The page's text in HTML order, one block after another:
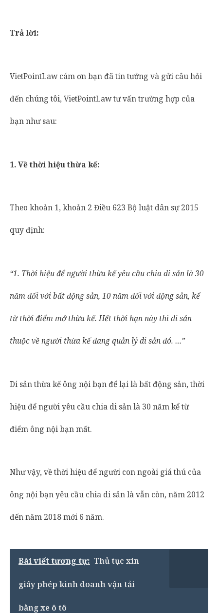
Trả lời:
VietPointLaw cám ơn bạn đã tin tưởng và gửi câu hỏi
đến chúng tôi, VietPointLaw tư vấn trường hợp của
bạn như sau:
1. Về thời hiệu thừa kế:
Theo khoản 1, khoản 2 Điều 623 Bộ luật dân sự 2015
quy định:
“1. Thời hiệu để người thừa kế yêu cầu chia di sản là 30
năm đối với bất động sản, 10 năm đối với động sản, kể
từ thời điểm mở thừa kế. Hết thời hạn này thì di sản
thuộc về người thừa kế đang quản lý di sản đó. …”
Di sản thừa kế ông nội bạn để lại là bất động sản, thời
hiệu để người yêu cầu chia di sản là 30 năm kể từ
điểm ông nội bạn mất.
Như vậy, về thời hiệu để người con ngoài giá thú của
ông nội bạn yêu cầu chia di sản là vẫn còn, năm 2012
đến năm 2018 mới 6 năm.
Bài viết tương tự: Thủ tục xin
giấy phép kinh doanh vận tải
bằng xe ô tô